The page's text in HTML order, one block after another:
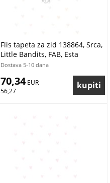
Flis tapeta za zid 138864, Srca,
Little Bandits, FAB, Esta
Dostava 5-10 dana
70,34 EUR
56,27